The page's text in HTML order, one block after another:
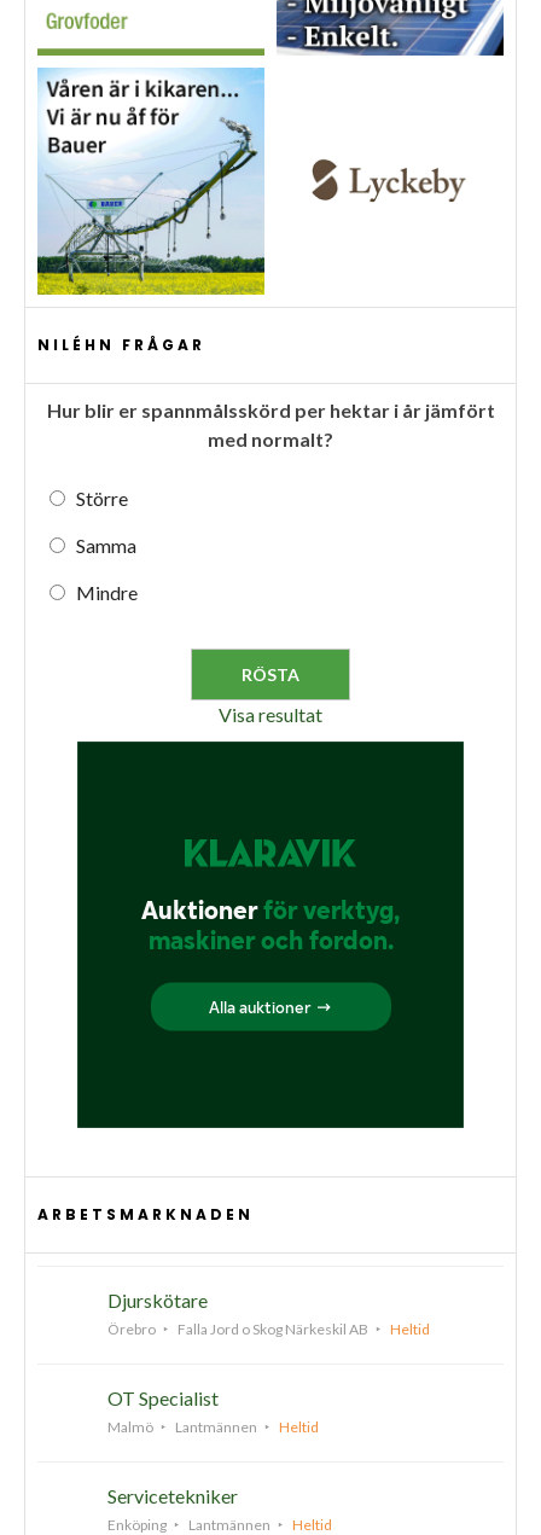
NILÉHN FRÅGAR
Hur blir er spannmålsskörd per hektar i år jämfört
med normalt?
Större
Samma
Mindre
Visa resultat
ARBETSMARKNADEN
Djurskötare
Örebro Falla Jord o Skog Närkeskil AB Heltid
OT Specialist
Malmö Lantmännen Heltid
Servicetekniker
Enköping Lantmännen Heltid